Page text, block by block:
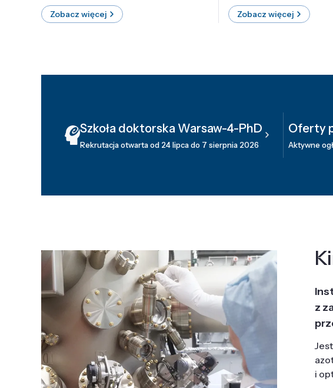
Zobacz więcej Zobacz więcej
Szkoła doktorska Warsaw-4-PhD
Rekrutacja otwarta od 24 lipca do 7 sierpnia 2026
Oferty
Aktywne
z
i